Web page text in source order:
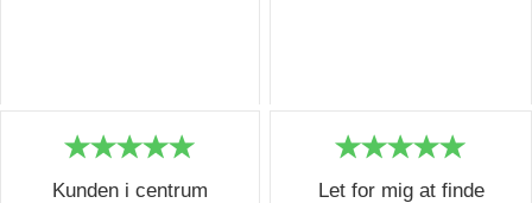
Kunden i centrum Let for mig at finde